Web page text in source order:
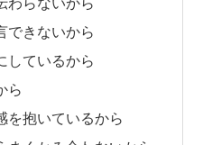
わらないから
できないから
しているから
ら
を抱いているから